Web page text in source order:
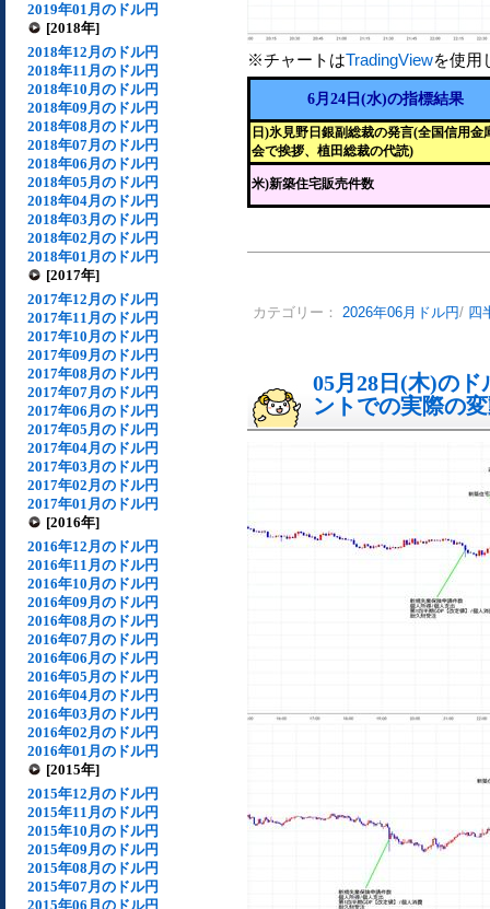
2019年01月のドル円
[2018年]
2018年12月のドル円
2018年11月のドル円
2018年10月のドル円
2018年09月のドル円
2018年08月のドル円
2018年07月のドル円
2018年06月のドル円
2018年05月のドル円
2018年04月のドル円
2018年03月のドル円
2018年02月のドル円
2018年01月のドル円
[2017年]
2017年12月のドル円
2017年11月のドル円
2017年10月のドル円
2017年09月のドル円
2017年08月のドル円
2017年07月のドル円
2017年06月のドル円
2017年05月のドル円
2017年04月のドル円
2017年03月のドル円
2017年02月のドル円
2017年01月のドル円
[2016年]
2016年12月のドル円
2016年11月のドル円
2016年10月のドル円
2016年09月のドル円
2016年08月のドル円
2016年07月のドル円
2016年06月のドル円
2016年05月のドル円
2016年04月のドル円
2016年03月のドル円
2016年02月のドル円
2016年01月のドル円
[2015年]
2015年12月のドル円
2015年11月のドル円
2015年10月のドル円
2015年09月のドル円
2015年08月のドル円
2015年07月のドル円
2015年06月のドル円
※チャートはTradingViewを使用
6月24日(水)の指標結果
日)氷見野日銀副総裁の発言(全国信用金
会で挨拶、植田総裁の代読)
米)新築住宅販売件数
カテゴリー： 2026年06月ドル円/ 四
05月28日(木)の
ントでの実際の